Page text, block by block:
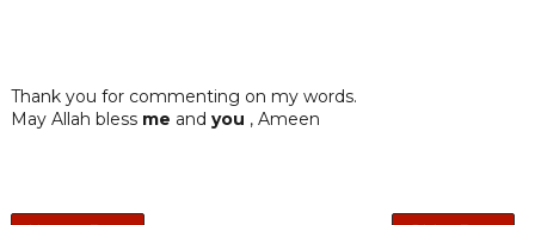
Thank you for commenting on my words.
May Allah bless me and you , Ameen